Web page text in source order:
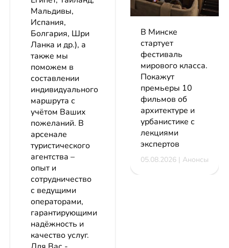
Мальдивы,
Испания,
Болгария, Шри
Ланка и др.), а
также мы
поможем в
составлении
индивидуального
маршрута с
учётом Ваших
пожеланий. В
арсенале
туристического
агентства –
опыт и
сотрудничество
с ведущими
операторами,
гарантирующими
надёжность и
качество услуг.
В Минске
стартует
фестиваль
мирового класса.
Покажут
премьеры 10
фильмов об
архитектуре и
урбанистике с
лекциями
экспертов
05.08.2026 | Анонсы